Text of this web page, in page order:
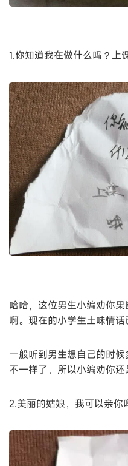
1.你知道我在做什么吗？上
哈哈，这位男生小编劝你
啊。现在的小学生土味情
一般听到男生想自己的时
不一样了，所以小编劝你还
2.美丽的姑娘，我可以亲你